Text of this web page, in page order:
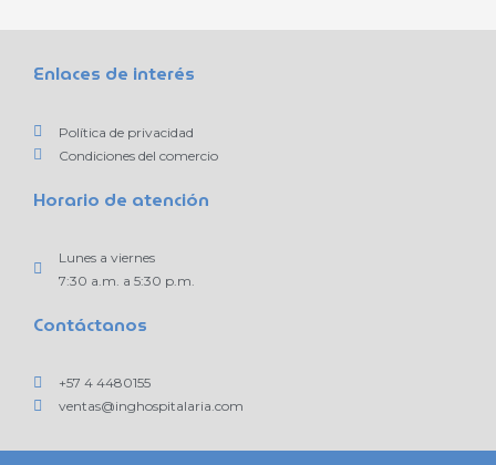
Enlaces de interés
Política de privacidad
Condiciones del comercio
Horario de atención
Lunes a viernes
7:30 a.m. a 5:30 p.m.
Contáctanos
+57 4 4480155
ventas@inghospitalaria.com